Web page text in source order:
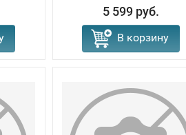
5 599 руб.
В корзину